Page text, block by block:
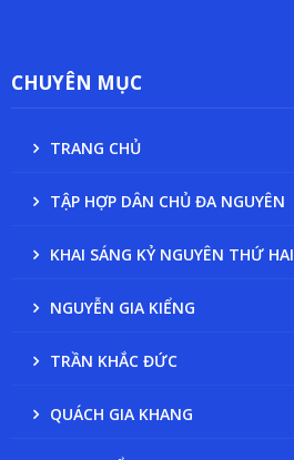
CHUYÊN MỤC
TRANG CHỦ
TẬP HỢP DÂN CHỦ ĐA NGUYÊN
KHAI SÁNG KỶ NGUYÊN THỨ HAI
NGUYỄN GIA KIỂNG
TRẦN KHẮC ĐỨC
QUÁCH GIA KHANG